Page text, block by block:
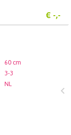
€ -,-
60 cm
3-3
NL